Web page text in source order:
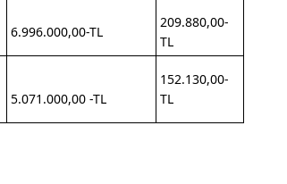
6.996.000,00-TL
209.880,00-
TL
5.071.000,00 -TL
152.130,00-
TL